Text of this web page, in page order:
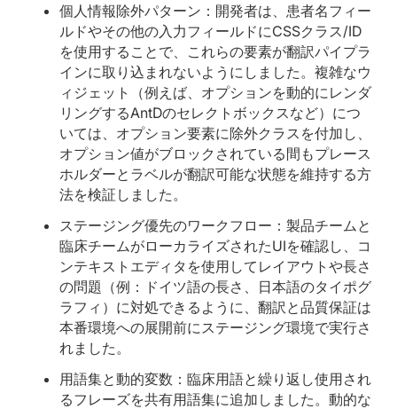
個人情報除外パターン：開発者は、患者名フィー
ルドやその他の入力フィールドにCSSクラス/ID
を使用することで、これらの要素が翻訳パイプラ
インに取り込まれないようにしました。複雑なウ
ィジェット（例えば、オプションを動的にレンダ
リングするAntDのセレクトボックスなど）につ
いては、オプション要素に除外クラスを付加し、
オプション値がブロックされている間もプレース
ホルダーとラベルが翻訳可能な状態を維持する方
法を検証しました。
ステージング優先のワークフロー：製品チームと
臨床チームがローカライズされたUIを確認し、コ
ンテキストエディタを使用してレイアウトや長さ
の問題（例：ドイツ語の長さ、日本語のタイポグ
ラフィ）に対処できるように、翻訳と品質保証は
本番環境への展開前にステージング環境で実行さ
れました。
用語集と動的変数：臨床用語と繰り返し使用され
るフレーズを共有用語集に追加しました。動的な